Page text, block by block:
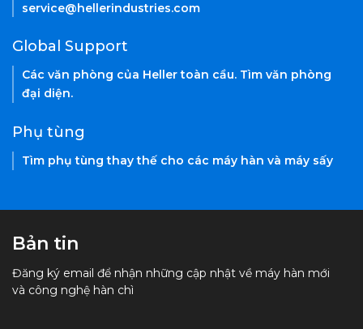
service@hellerindustries.com
Global Support
Các văn phòng của Heller toàn cầu. Tìm văn phòng
đại diện.
Phụ tùng
Tìm phụ tùng thay thế cho các máy hàn và máy sấy
Bản tin
Đăng ký email để nhận những cập nhật về máy hàn mới
và công nghệ hàn chì